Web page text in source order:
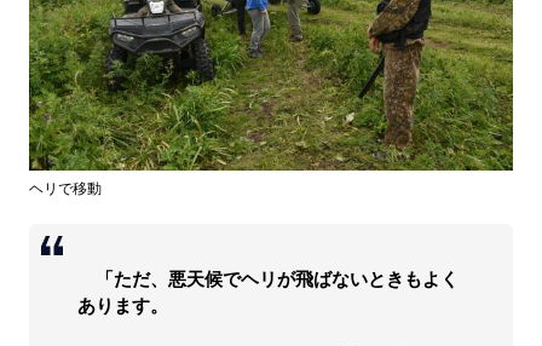
ヘリで移動
「ただ、悪天候でヘリが飛ばないときもよく
あります。